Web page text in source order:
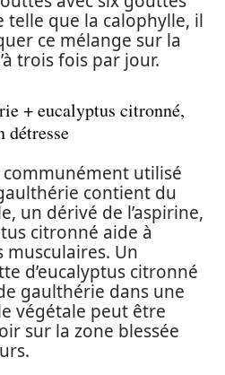
telle que la calophylle, il
ce mélange sur la
trois fois par jour.
+ eucalyptus citronné,
détresse
communément utilisé
contient du
un dérivé de l’aspirine,
citronné aide à
musculaires. Un
d’eucalyptus citronné
gaulthérie dans une
végétale peut être
sur la zone blessée